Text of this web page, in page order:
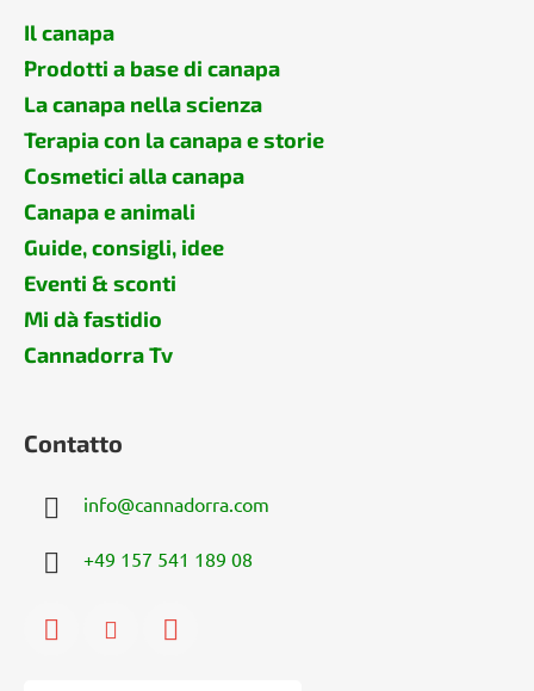
Il canapa
Prodotti a base di canapa
La canapa nella scienza
Terapia con la canapa e storie
Cosmetici alla canapa
Canapa e animali
Guide, consigli, idee
Eventi & sconti
Mi dà fastidio
Cannadorra Tv
Contatto
info@cannadorra.com
+49 157 541 189 08